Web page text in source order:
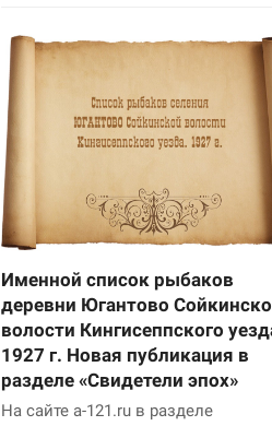
Именной список рыбаков
деревни Югантово
волости Кингисеппского
1927 г. Новая публикация в
разделе «Свидетели эпох»
На сайте a-121.ru в разделе